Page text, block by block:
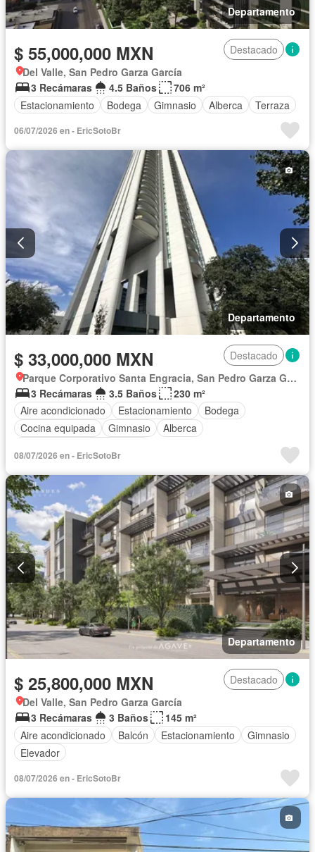
Departamento
$ 55,000,000 MXN
Destacado
Del Valle, San Pedro Garza García
3 Recámaras
4.5 Baños
706 m²
Estacionamiento
Bodega Gimnasio Alberca Terraza
06/07/2026 en - EricSotoBr
Departamento
$ 33,000,000 MXN
Destacado
Parque Corporativo Santa Engracia, San Pedro Garza García
3 Recámaras
3.5 Baños
230 m²
Aire acondicionado
Estacionamiento
Bodega
Cocina equipada
Gimnasio
Alberca
08/07/2026 en - EricSotoBr
Departamento
$ 25,800,000 MXN
Destacado
Del Valle, San Pedro Garza García
3 Recámaras
3 Baños
145 m²
Aire acondicionado
Balcón Estacionamiento
Gimnasio
Elevador
08/07/2026 en - EricSotoBr